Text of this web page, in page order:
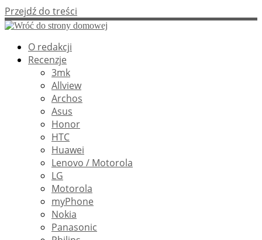
Przejdź do treści
O redakcji
Recenzje
3mk
Allview
Archos
Asus
Honor
HTC
Huawei
Lenovo / Motorola
LG
Motorola
myPhone
Nokia
Panasonic